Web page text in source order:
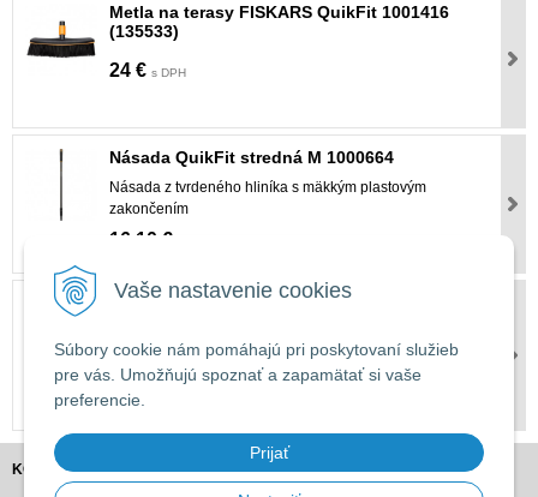
Vaše nastavenie cookies
Súbory cookie nám pomáhajú pri poskytovaní služieb
pre vás. Umožňujú spoznať a zapamätať si vaše
preferencie.
Prijať
Metla na terasy FISKARS QuikFit 1001416
(135533)
24 € s DPH
Násada QuikFit stredná M 1000664
Násada z tvrdeného hliníka s mäkkým plastovým
zakončením
16,10 €
Fiskars 1000666 (136042)
250 cm sa ľahko ovláda a používa sa na menej
prístupných miestach na záhrade.
46,30 €
KONTAKT